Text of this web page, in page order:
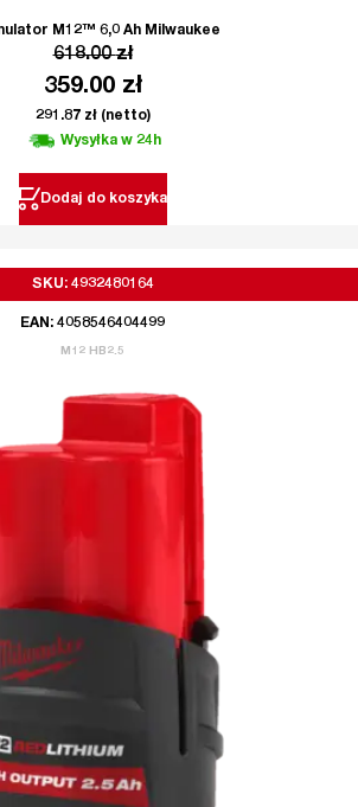
M12™ 6,0 Ah Milwaukee
618.00zł
359.00 zł
291.87 zł(netto)
Wysyłka w 24h
Dodaj do koszyka
SKU: 4932480164
EAN: 4058546404499
M12 HB2.5